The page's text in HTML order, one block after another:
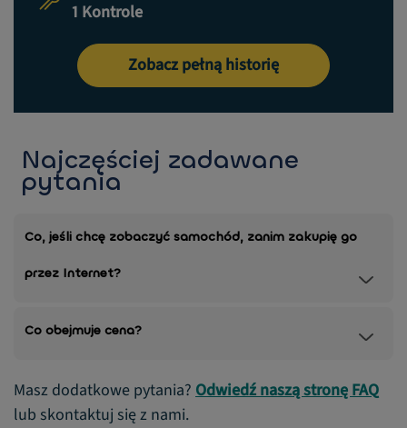
1 Kontrole
Zobacz pełną historię
Najczęściej zadawane
pytania
Co, jeśli chcę zobaczyć samochód, zanim zakupię go
przez Internet?
Co obejmuje cena?
Masz dodatkowe pytania? Odwiedź naszą stronę FAQ
lub skontaktuj się z nami.